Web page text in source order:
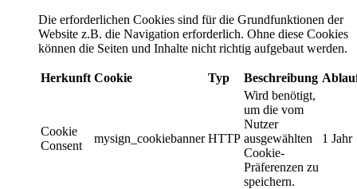
Die erforderlichen Cookies sind für die Grundfunktionen der
Website z.B. die Navigation erforderlich. Ohne diese Cookies
können die Seiten und Inhalte nicht richtig aufgebaut werden.
Herkunft Cookie Typ Beschreibung
Cookie
Consent
mysign_cookiebanner HTTP
Wird benötigt,
um die vom
Nutzer
ausgewählten
Cookie-
Präferenzen zu
speichern.
1 Jahr